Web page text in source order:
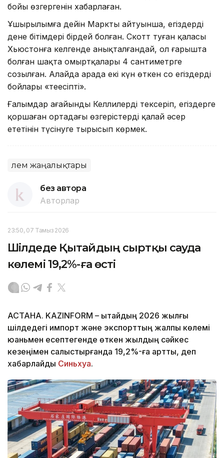
бойы өзгергенін хабарлаған.
Ұшырылымға дейін Марктың айтуынша, егіздердің
дене бітімдері бірдей болған. Скотт туған қаласы
Хьюстонға келгенде анықталғандай, ол ғарышта
болған шақта омыртқалары 4 сантиметрге
созылған. Алайда арада екі күн өткен соң егіздердің
бойлары «теңесіпті».
Ғалымдар ағайынды Келлилерді тексеріп, егіздерге
қоршаған ортадағы өзгерістердің қалай әсер
ететінін түсінуге тырысып көрмек.
Әлем жаңалықтары
без автора
Авторлар
23:50, 07 Тамыз 2026
Шілдеде Қытайдың сыртқы сауда
көлемі 19,2%-ға өсті
АСТАНА. KAZINFORM – Қытайдың 2026 жылғы
шілдедегі импорт және экспорттың жалпы көлемі
юаньмен есептегенде өткен жылдың сәйкес
кезеңімен салыстырғанда 19,2%-ға артты, деп
хабарлайды Синьхуа.